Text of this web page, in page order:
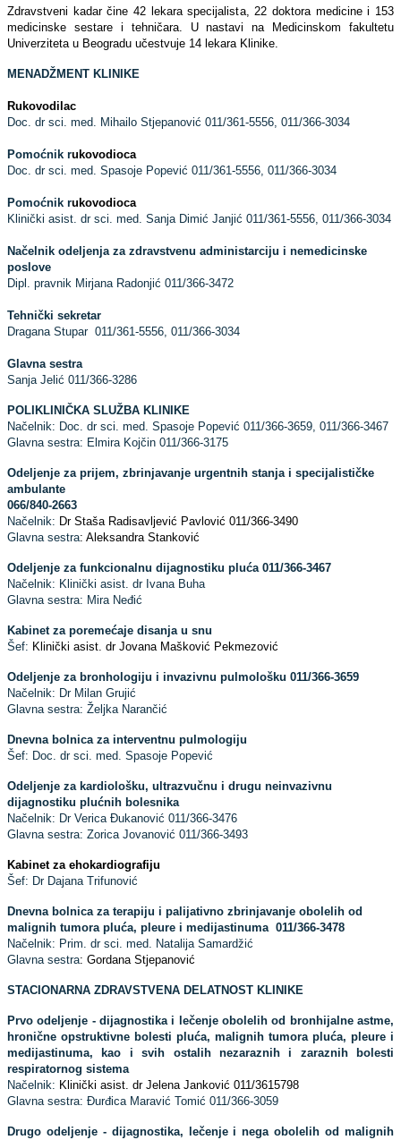
Zdravstveni kadar čine 42 lekara specijalista, 22 doktora medicine i 153
medicinske sestare i tehničara. U nastavi na Medicinskom fakultetu
Univerziteta u Beogradu učestvuje 14 lekara Klinike.
MENADŽMENT KLINIKE
Rukovodilac
Doc. dr sci. med. Mihailo Stjepanović 011/361-5556, 011/366-3034
Pomoćnik rukovodioca
Doc. dr sci. med. Spasoje Popević 011/361-5556, 011/366-3034
Pomoćnik rukovodioca
Klinički asist. dr sci. med. Sanja Dimić Janjić 011/361-5556, 011/366-3034
Načelnik odeljenja za zdravstvenu administarciju i nemedicinske
poslove
Dipl. pravnik Mirjana Radonjić 011/366-3472
Tehnički sekretar
Dragana Stupar 011/361-5556, 011/366-3034
Glavna sestra
Sanja Jelić 011/366-3286
POLIKLINIČKA SLUŽBA KLINIKE
Načelnik: Doc. dr sci. med. Spasoje Popević 011/366-3659, 011/366-3467
Glavna sestra: Elmira Kojčin 011/366-3175
Odeljenje za prijem, zbrinjavanje urgentnih stanja i specijalističke
ambulante
066/840-2663
Načelnik: Dr Staša Radisavljević Pavlović 011/366-3490
Glavna sestra: Aleksandra Stanković
Odeljenje za funkcionalnu dijagnostiku pluća 011/366-3467
Načelnik: Klinički asist. dr Ivana Buha
Glavna sestra: Mira Neđić
Kabinet za poremećaje disanja u snu
Šef: Klinički asist. dr Jovana Mašković Pekmezović
Odeljenje za bronhologiju i invazivnu pulmološku 011/366-3659
Načelnik: Dr Milan Grujić
Glavna sestra: Željka Narančić
Dnevna bolnica za interventnu pulmologiju
Šef: Doc. dr sci. med. Spasoje Popević
Odeljenje za kardiološku, ultrazvučnu i drugu neinvazivnu
dijagnostiku plućnih bolesnika
Načelnik: Dr Verica Đukanović 011/366-3476
Glavna sestra: Zorica Jovanović 011/366-3493
Kabinet za ehokardiografiju
Šef: Dr Dajana Trifunović
Dnevna bolnica za terapiju i palijativno zbrinjavanje obolelih od
malignih tumora pluća, pleure i medijastinuma 011/366-3478
Načelnik: Prim. dr sci. med. Natalija Samardžić
Glavna sestra: Gordana Stjepanović
STACIONARNA ZDRAVSTVENA DELATNOST KLINIKE
Prvo odeljenje - dijagnostika i lečenje obolelih od bronhijalne astme,
hronične opstruktivne bolesti pluća, malignih tumora pluća, pleure i
medijastinuma, kao i svih ostalih nezaraznih i zaraznih bolesti
respiratornog sistema
Načelnik: Klinički asist. dr Jelena Janković 011/3615798
Glavna sestra: Đurđica Maravić Tomić 011/366-3059
Drugo odeljenje - dijagnostika, lečenje i nega obolelih od malignih